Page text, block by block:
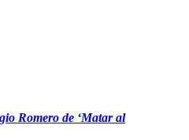
Romero de ‘Matar al